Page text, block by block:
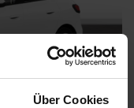
Über Cookies